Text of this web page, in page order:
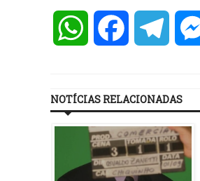
WhatsAppFacebook
NOTÍCIAS RELACIONADAS